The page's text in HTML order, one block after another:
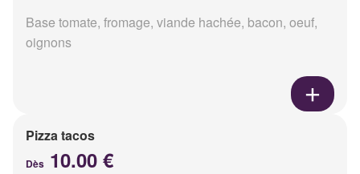
Base tomate, fromage, viande hachée, bacon, oeuf,
oignons
Pizza tacos
Dès 10.00 €